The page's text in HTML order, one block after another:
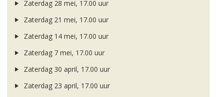
Zaterdag 28 mei, 17.00 uur
Zaterdag 21 mei, 17.00 uur
Zaterdag 14 mei, 17.00 uur
Zaterdag 7 mei, 17.00 uur
Zaterdag 30 april, 17.00 uur
Zaterdag 23 april, 17.00 uur